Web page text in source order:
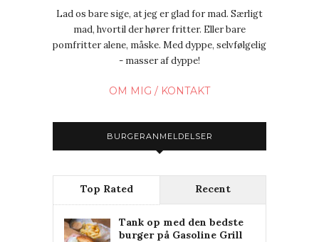
Lad os bare sige, at jeg er glad for mad. Særligt
mad, hvortil der hører fritter. Eller bare
pomfritter alene, måske. Med dyppe, selvfølgelig
- masser af dyppe!
OM MIG / KONTAKT
BURGERANMELDELSER
Top Rated Recent
Tank op med den bedste
burger på Gasoline Grill